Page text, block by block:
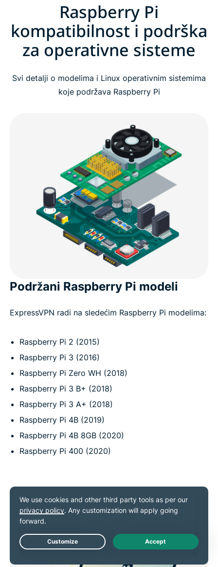
Raspberry Pi
kompatibilnost i podrška
za operativne sisteme
Svi detalji o modelima i Linux operativnim sistemima
koje podržava Raspberry Pi
Podržani Raspberry Pi modeli
ExpressVPN radi na sledećim Raspberry Pi modelima:
Raspberry Pi 2 (2015)
Raspberry Pi 3 (2016)
Raspberry Pi Zero WH (2018)
Raspberry Pi 3 B+ (2018)
Raspberry Pi 3 A+ (2018)
Raspberry Pi 4B (2019)
Raspberry Pi 4B 8GB (2020)
Raspberry Pi 400 (2020)
Live Chat